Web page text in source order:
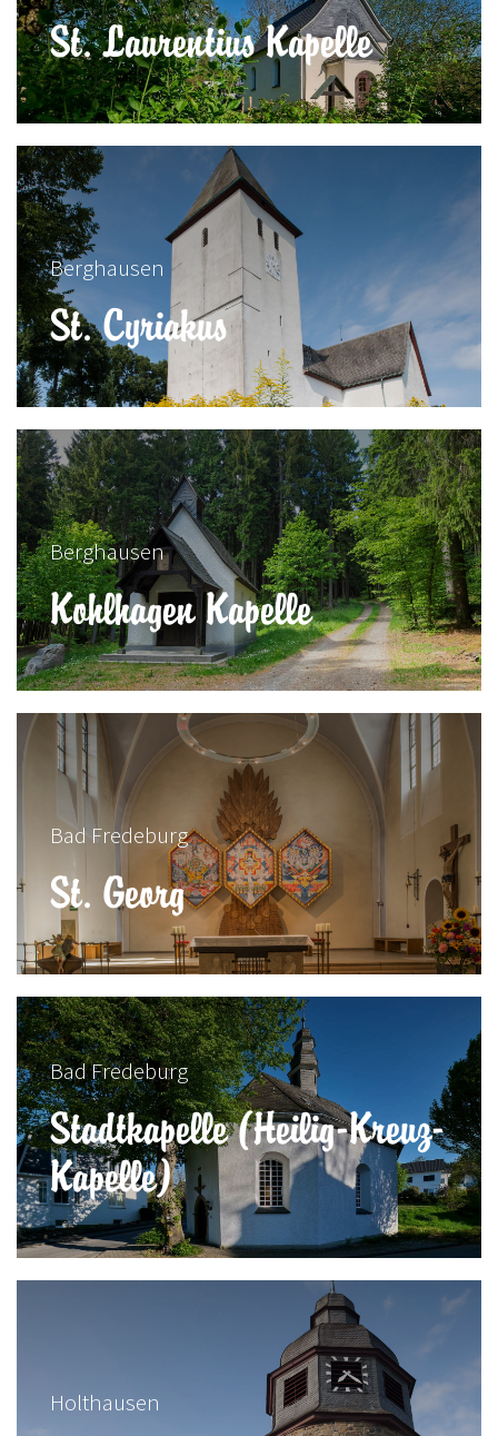
St. Laurentius Kapelle
St. Cyriakus
Berghausen
Kohlhagen Kapelle
Berghausen
St. Georg
Bad Fredeburg
Stadtkapelle (Heilig-Kreuz-
Kapelle)
Bad Fredeburg
Holthausen